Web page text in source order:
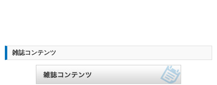
雑誌コンテンツ